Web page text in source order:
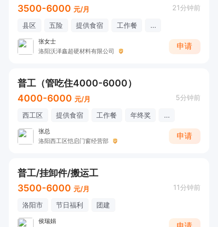
3500-6000 元/月 21分钟前
县区 五险 提供食宿 工作餐 ...
张女士
洛阳沃泽鑫超硬材料有限公司
申请
普工（管吃住4000-6000）
4000-6000 元/月 5分钟前
西工区 提供食宿 工作餐 年终奖 ...
张总
洛阳西工区恺启门窗经营部
申请
普工/挂卸件/搬运工
3500-6000 元/月 11分钟前
洛阳市 节日福利 团建
侯瑞娟